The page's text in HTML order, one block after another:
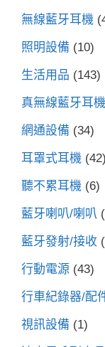
無線藍牙耳機
照明設備 (10)
生活用品 (143)
真無線藍牙耳機
網通設備 (34)
耳罩式耳機 (42)
聽不累耳機 (6)
藍牙喇叭/喇叭
藍牙發射/接收
行動電源 (43)
行車紀錄器/配
視訊設備 (1)